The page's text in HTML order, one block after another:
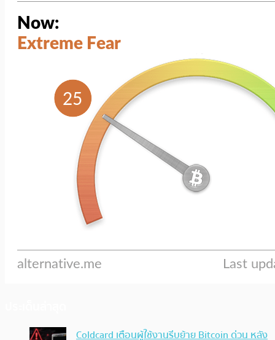
Coldcard เตือนผู้ใช้งานรีบย้าย Bitcoin ด่วน หลัง